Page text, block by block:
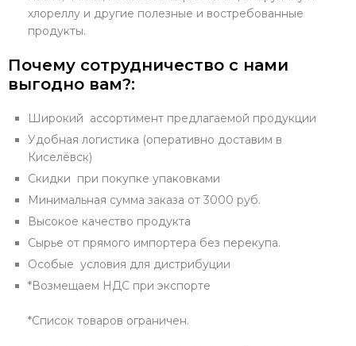
хлореллу и другие полезные и востребованные
продукты.
Почему сотрудничество с нами
выгодно вам?:
Широкий ассортимент предлагаемой продукции
Удобная логистика (оперативно доставим в
Киселёвск)
Скидки при покупке упаковками
Минимальная сумма заказа от 3000 руб.
Высокое качество продукта
Сырье от прямого импортера без перекупа.
Особые условия для дистрибуции
*Возмещаем НДС при экспорте
*Список товаров ограничен.